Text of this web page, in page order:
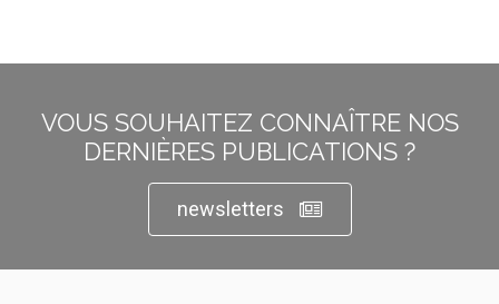
VOUS SOUHAITEZ CONNAÎTRE NOS
DERNIÈRES PUBLICATIONS ?
newsletters